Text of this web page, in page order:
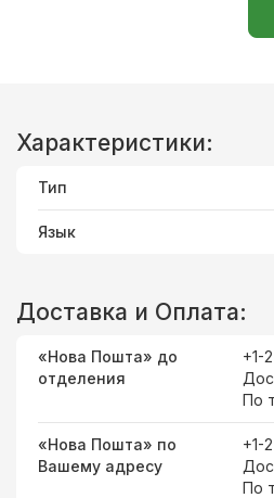
Характеристики:
Тип
Язык
Доставка и Оплата:
«Нова Пошта» до
отделения
+1-
По
«Нова Пошта» по
Вашему адресу
+1-
По